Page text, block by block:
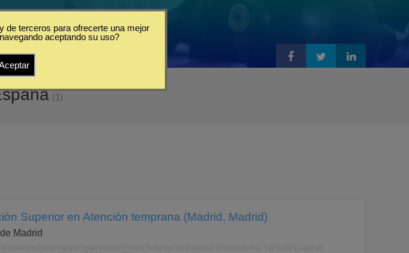
(1)
Superior en Atención temprana (Madrid, Madrid)
Madrid
de terceros para ofrecerte una mejor
aceptando su uso?